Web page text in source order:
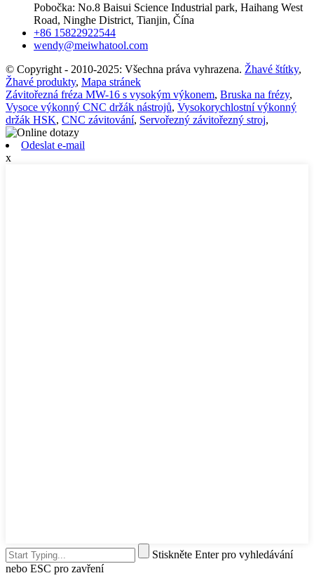
Pobočka: No.8 Baisui Science Industrial park, Haihang West
Road, Ninghe District, Tianjin, Čína
+86 15822922544
wendy@meiwhatool.com
© Copyright - 2010-2025: Všechna práva vyhrazena. Žhavé štítky,
Žhavé produkty, Mapa stránek
Závitořezná fréza MW-16 s vysokým výkonem, Bruska na frézy,
Vysoce výkonný CNC držák nástrojů, Vysokorychlostní výkonný
držák HSK, CNC závitování, Servořezný závitořezný stroj,
Odeslat e-mail
x
Stiskněte Enter pro vyhledávání
nebo ESC pro zavření